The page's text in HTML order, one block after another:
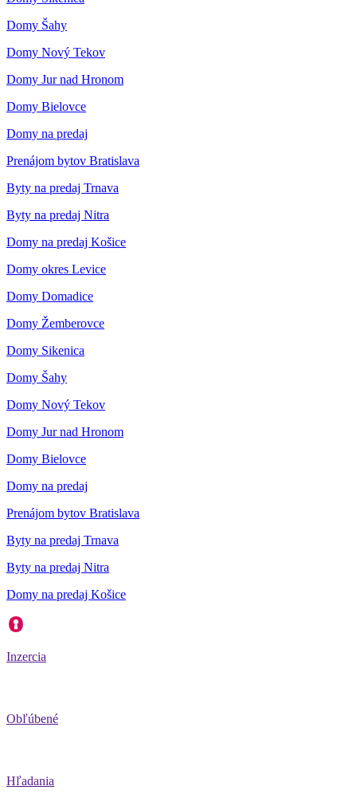
Domy Šahy
Domy Nový Tekov
Domy Jur nad Hronom
Domy Bielovce
Domy na predaj
Prenájom bytov Bratislava
Byty na predaj Trnava
Byty na predaj Nitra
Domy na predaj Košice
Domy okres Levice
Domy Domadice
Domy Žemberovce
Domy Sikenica
Domy Šahy
Domy Nový Tekov
Domy Jur nad Hronom
Domy Bielovce
Domy na predaj
Prenájom bytov Bratislava
Byty na predaj Trnava
Byty na predaj Nitra
Domy na predaj Košice
Inzercia
Obľúbené
Hľadania